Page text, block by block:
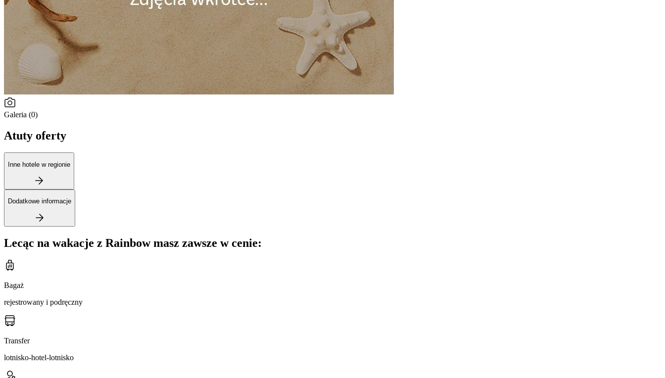
Galeria (0)
Atuty oferty
Inne hotele w regionie
Dodatkowe informacje
Lecąc na wakacje z Rainbow masz zawsze w cenie:
Bagaż
rejestrowany i podręczny
Transfer
lotnisko-hotel-lotnisko